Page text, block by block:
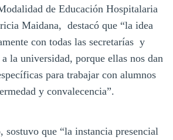
de Educación Hospitalaria
Maidana, destacó que “la idea
con todas las secretarías y
la universidad, porque ellas nos dan
para trabajar con alumnos
y convalecencia”.
sostuvo que “la instancia presencial